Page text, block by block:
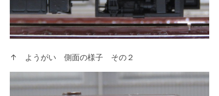
↑ ようがい 側面の様子 その２